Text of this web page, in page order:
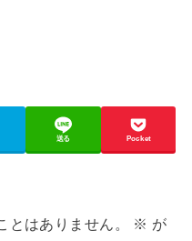
送る Pocket
とはありません。 ※ が